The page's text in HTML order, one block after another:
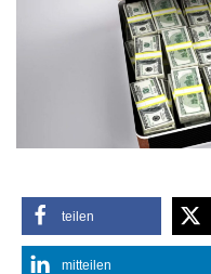
teilen
mitteilen